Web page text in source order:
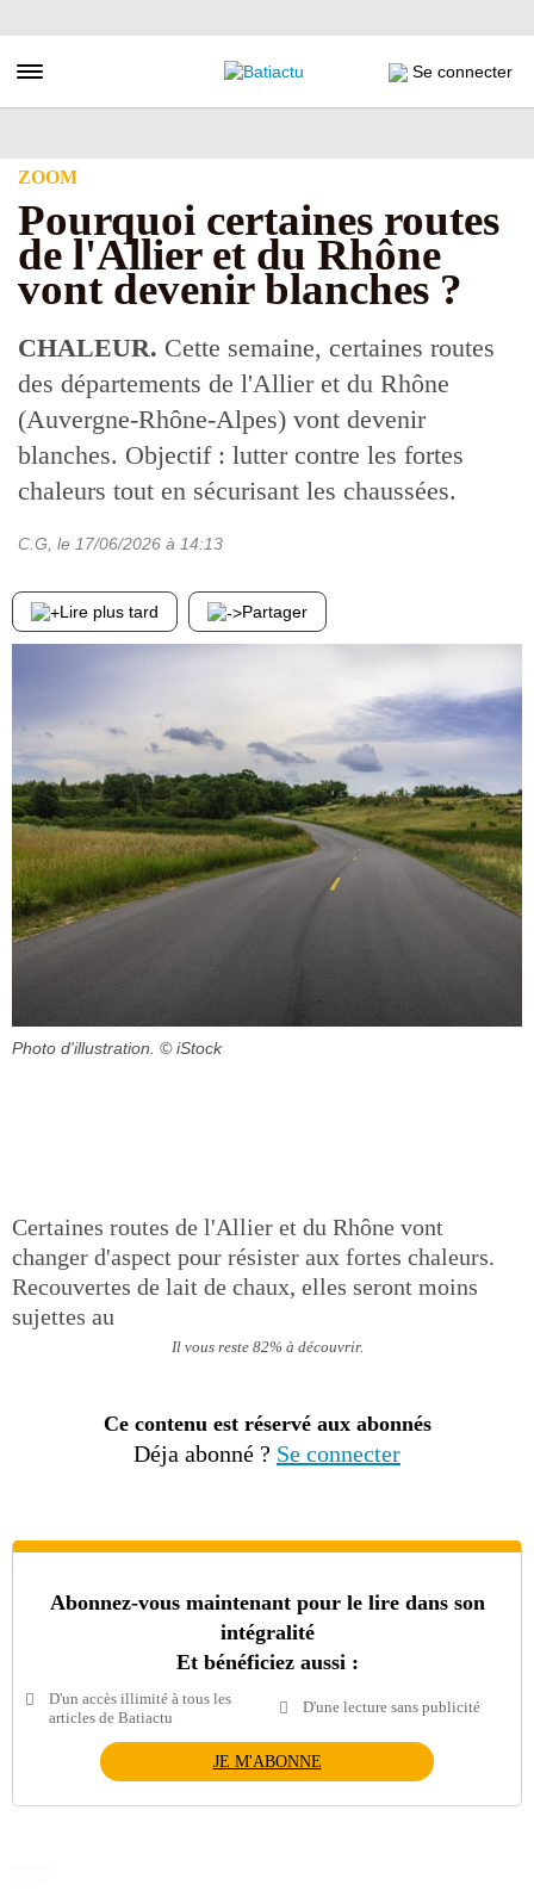
au
principal
Toggle navigation Se connecter
ZOOM
Pourquoi certaines routes
de l'Allier et du Rhône
vont devenir blanches ?
CHALEUR. Cette semaine, certaines routes
des départements de l'Allier et du Rhône
(Auvergne-Rhône-Alpes) vont devenir
blanches. Objectif : lutter contre les fortes
chaleurs tout en sécurisant les chaussées.
C.G , le 17/06/2026 à 14:13
Lire plus tard Partager
Photo d'illustration. © iStock
Certaines routes de l'Allier et du Rhône vont
changer d'aspect pour résister aux fortes chaleurs.
Recouvertes de lait de chaux, elles seront moins
sujettes au
Il vous reste 82% à découvrir.
Ce contenu est réservé aux abonnés
Déja abonné ? Se connecter
Abonnez-vous maintenant pour le lire dans son
intégralité
Et bénéficiez aussi :
D'un accès illimité à tous les
articles de Batiactu
D'une lecture sans publicité
JE M'ABONNE